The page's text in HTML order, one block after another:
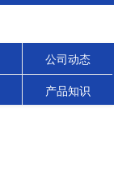
公司动态
产品知识